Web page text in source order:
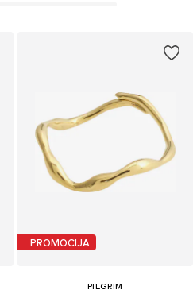
PROMOCIJA
PILGRIM